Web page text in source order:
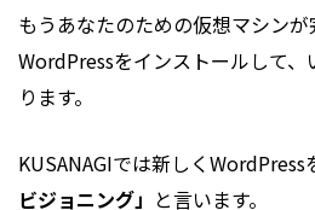
もうあなたのための仮想マシン
WordPressをインストールして
ります。
KUSANAGIでは新しくWordPress
ビジョニング」 と言います。